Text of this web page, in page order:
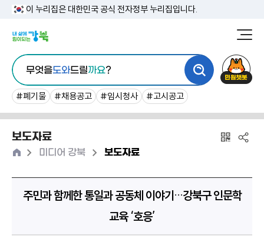
이 누리집은 대한민국 공식 전자정부 누리집입니다.
청
통
합
검
색
무엇을도와드릴까요?
#폐기물 #채용공고 #임시청사 #고시공고
원
보도자료
홈 >미디어 강북 >보도자료
주민과 함께한 통일과 공동체 이야기…강북구 인문학
교육 ‘호응’